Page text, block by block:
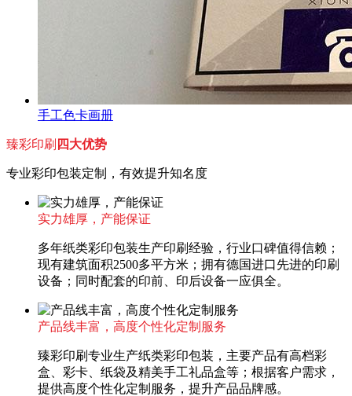
手工色卡画册
臻彩印刷 四大优势
专业彩印包装定制，有效提升知名度
实力雄厚，产能保证
多年纸类彩印包装生产印刷经验，行业口碑值得信赖；
现有建筑面积2500多平方米；拥有德国进口先进的印刷
设备；同时配套的印前、印后设备一应俱全。
产品线丰富，高度个性化定制服务
臻彩印刷专业生产纸类彩印包装，主要产品有高档彩
盒、彩卡、纸袋及精美手工礼品盒等；根据客户需求，
提供高度个性化定制服务，提升产品品牌感。